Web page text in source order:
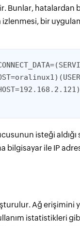
Bunlar, hatalardan
bir
isteği
bilgisayar ile IP
Ağ erişimini
istatistikleri